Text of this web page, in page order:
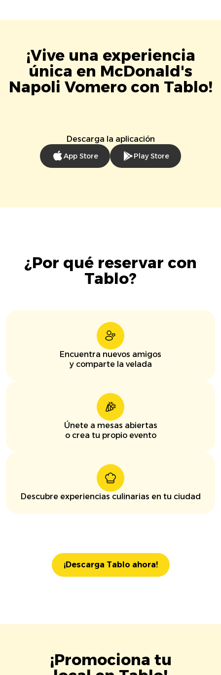
¡Vive una experiencia
única en McDonald's
Napoli Vomero con Tablo!
Descarga la aplicación
App Store Play Store
¿Por qué reservar con
Tablo?
Encuentra nuevos amigos
y comparte la velada
Únete a mesas abiertas
o crea tu propio evento
Descubre experiencias culinarias en tu ciudad
¡Descarga Tablo ahora!
¡Promociona tu